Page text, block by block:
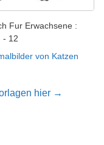
Fur Erwachsene :
- 12
von Katzen
hier →